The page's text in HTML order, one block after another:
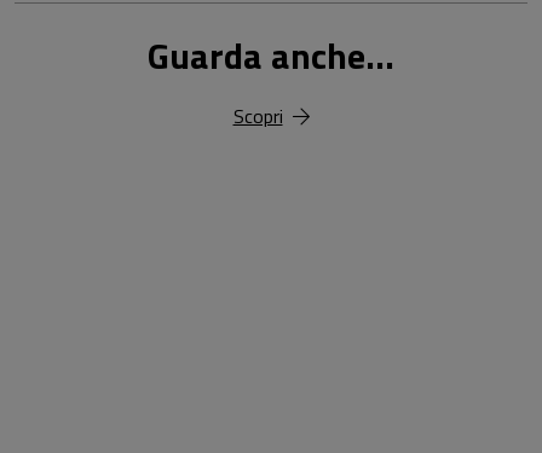
Guarda anche...
Scopri